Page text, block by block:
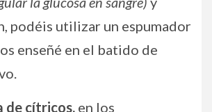
podéis utilizar un espumador
enseñé en el batido de
de cítricos, en los